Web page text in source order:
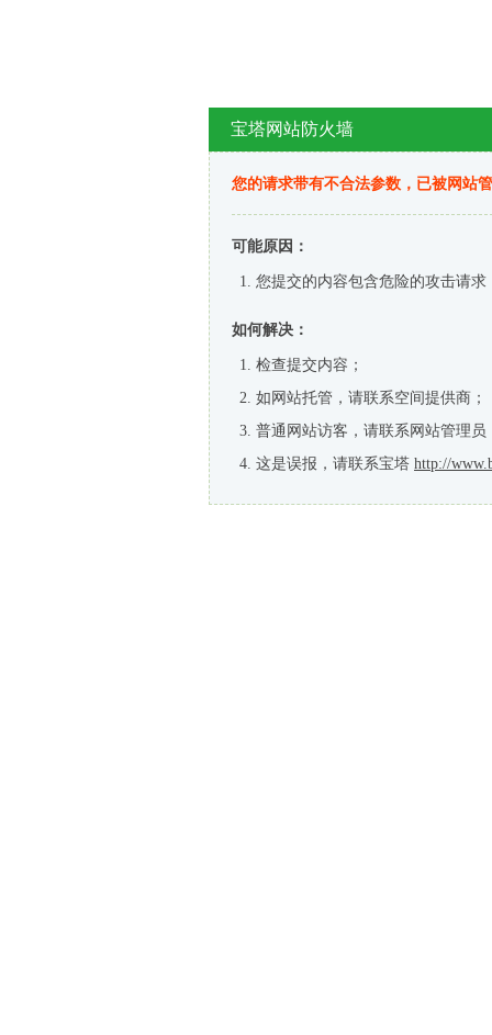
宝塔网站防火墙
您的请求带有不合法参数，已被网站
可能原因：
您提交的内容包含危险的攻击请求
如何解决：
检查提交内容；
如网站托管，请联系空间提供商；
普通网站访客，请联系网站管理员
这是误报，请联系宝塔 http://